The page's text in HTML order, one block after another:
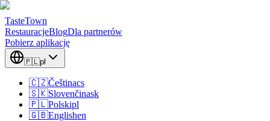
TasteTown
RestauracjeBlogDla partnerów
Pobierz aplikację
🇵🇱pl
🇨🇿Češtinacs
🇸🇰Slovenčinask
🇵🇱Polskipl
🇬🇧Englishen